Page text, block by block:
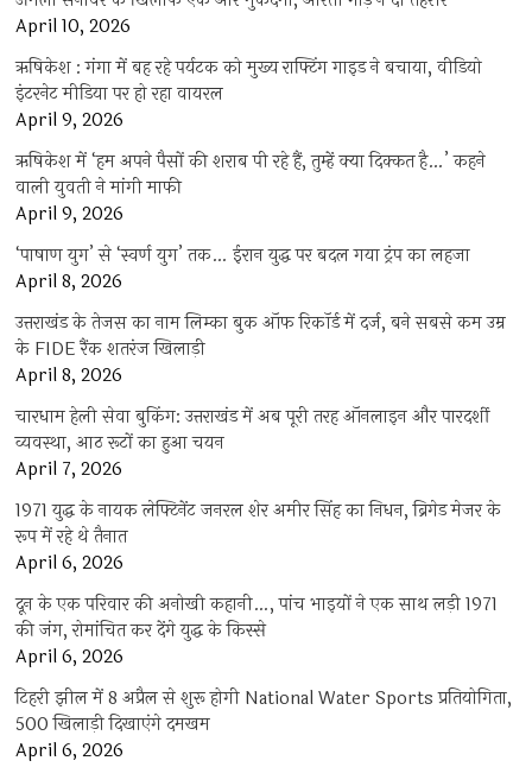
April 10, 2026
ऋषिकेश : गंगा में बह रहे पर्यटक को मुख्य राफ्टिंग गाइड ने बचाया, वीडियो
इंटरनेट मीडिया पर हो रहा वायरल
April 9, 2026
ऋषिकेश में ‘हम अपने पैसों की शराब पी रहे हैं, तुम्हें क्या दिक्कत है…’ कहने
वाली युवती ने मांगी माफी
April 9, 2026
‘पाषाण युग’ से ‘स्वर्ण युग’ तक… ईरान युद्ध पर बदल गया ट्रंप का लहजा
April 8, 2026
उत्तराखंड के तेजस का नाम लिम्का बुक ऑफ रिकॉर्ड में दर्ज, बने सबसे कम उम्र
के FIDE रैंक शतरंज खिलाड़ी
April 8, 2026
चारधाम हेली सेवा बुकिंग: उत्तराखंड में अब पूरी तरह ऑनलाइन और पारदर्शी
व्यवस्था, आठ रूटों का हुआ चयन
April 7, 2026
1971 युद्ध के नायक लेफ्टिनेंट जनरल शेर अमीर सिंह का निधन, ब्रिगेड मेजर के
रूप में रहे थे तैनात
April 6, 2026
दून के एक परिवार की अनोखी कहानी…, पांच भाइयों ने एक साथ लड़ी 1971
की जंग, रोमांचित कर देंगे युद्ध के किस्से
April 6, 2026
टिहरी झील में 8 अप्रैल से शुरू होगी National Water Sports प्रतियोगिता,
500 खिलाड़ी दिखाएंगे दमखम
April 6, 2026